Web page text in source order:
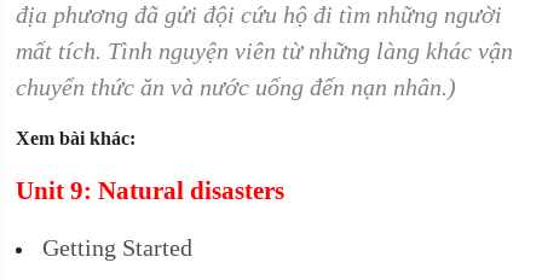
địa phương đã gửi đội cứu hộ đi tìm những người
mất tích. Tình nguyện viên từ những làng khác vận
chuyển thức ăn và nước uống đến nạn nhân.)
Xem bài khác:
Unit 9: Natural disasters
Getting Started